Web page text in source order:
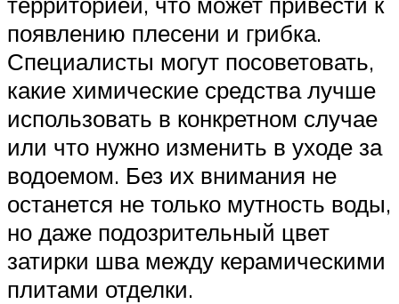
появлению плесени и грибка.
Специалисты могут посоветовать,
какие химические средства лучше
использовать в конкретном случае
или что нужно изменить в уходе за
водоемом. Без их внимания не
останется не только мутность воды,
но даже подозрительный цвет
затирки шва между керамическими
плитами отделки.